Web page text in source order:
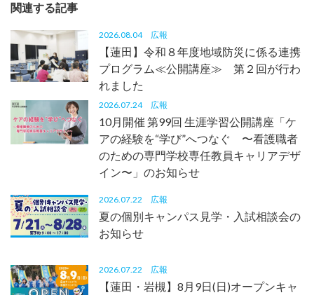
関連する記事
2026.08.04 広報
【蓮田】令和８年度地域防災に係る連携
プログラム≪公開講座≫ 第２回が行わ
れました
2026.07.24 広報
10月開催 第99回 生涯学習公開講座「ケ
アの経験を“学び”へつなぐ 〜看護職者
のための専門学校専任教員キャリアデザ
イン〜」のお知らせ
2026.07.22 広報
夏の個別キャンパス見学・入試相談会の
お知らせ
2026.07.22 広報
【蓮田・岩槻】8月9日(日)オープンキャ